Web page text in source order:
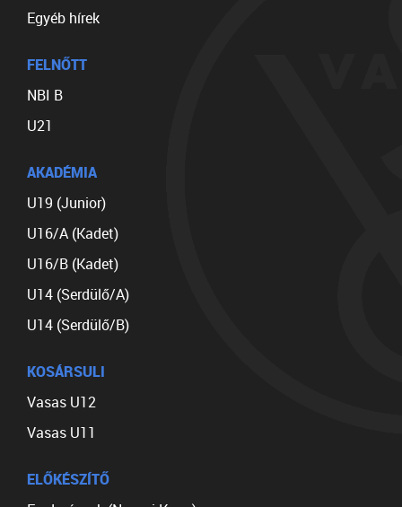
Egyéb hírek
FELNŐTT
NBI B
U21
AKADÉMIA
U19 (Junior)
U16/A (Kadet)
U16/B (Kadet)
U14 (Serdülő/A)
U14 (Serdülő/B)
KOSÁRSULI
Vasas U12
Vasas U11
ELŐKÉSZÍTŐ